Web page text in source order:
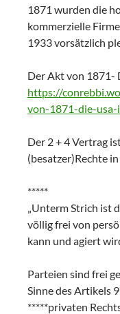
1871 wurden die
kommerzielle
1933 vorsätzlich
Der Akt von 1871-
https://
von-1871-die-
Der 2 + 4 Vertrag
(besatzer)Rechte
*****
„Unterm Strich ist
völlig frei von
kann und agiert
Parteien sind frei
Sinne des Artikels
*****privaten